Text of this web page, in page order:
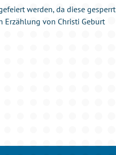
werden, da diese gesperrt
Erzählung von Christi Geburt